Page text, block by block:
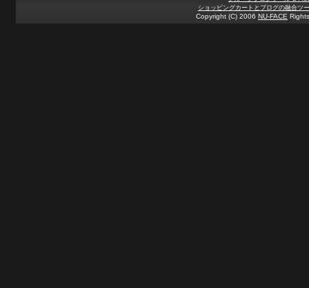
ショッピングカートとブログの融合ツ
Copyright (C) 2006 NU-FACE